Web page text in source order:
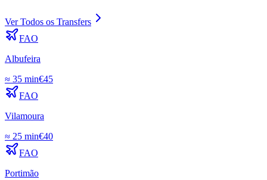
Ver Todos os Transfers
FAO
Albufeira
≈ 35 min€45
FAO
Vilamoura
≈ 25 min€40
FAO
Portimão